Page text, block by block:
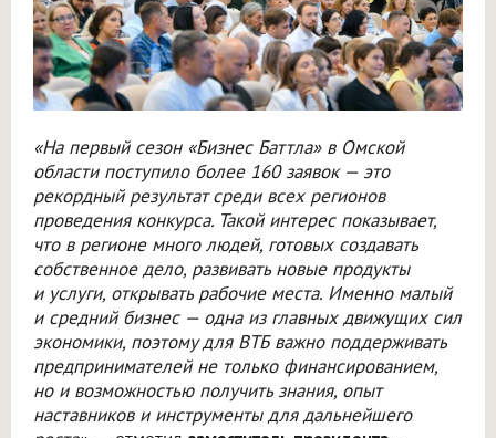
«На первый сезон «Бизнес Баттла» в Омской
области поступило более 160 заявок — это
рекордный результат среди всех регионов
проведения конкурса. Такой интерес показывает,
что в регионе много людей, готовых создавать
собственное дело, развивать новые продукты
и услуги, открывать рабочие места. Именно малый
и средний бизнес — одна из главных движущих сил
экономики, поэтому для ВТБ важно поддерживать
предпринимателей не только финансированием,
но и возможностью получить знания, опыт
наставников и инструменты для дальнейшего